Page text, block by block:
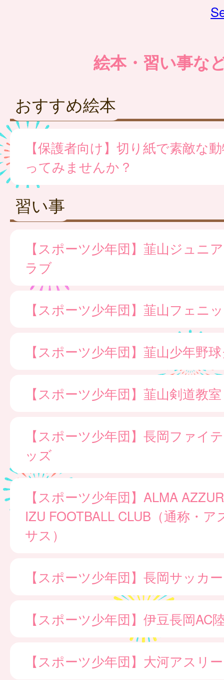
絵本・習い事な
おすすめ絵本
【保護者向け】切り紙で素敵な
ってみませんか？
習い事
【スポーツ少年団】韮山ジュニ
ラブ
【スポーツ少年団】韮山フェニ
【スポーツ少年団】韮山少年野
【スポーツ少年団】韮山剣道教室
【スポーツ少年団】長岡ファイ
ッズ
【スポーツ少年団】ALMA
IZU FOOTBALL CLUB（通称・
サス）
【スポーツ少年団】長岡サッカー
【スポーツ少年団】伊豆長岡AC
【スポーツ少年団】大河アスリ